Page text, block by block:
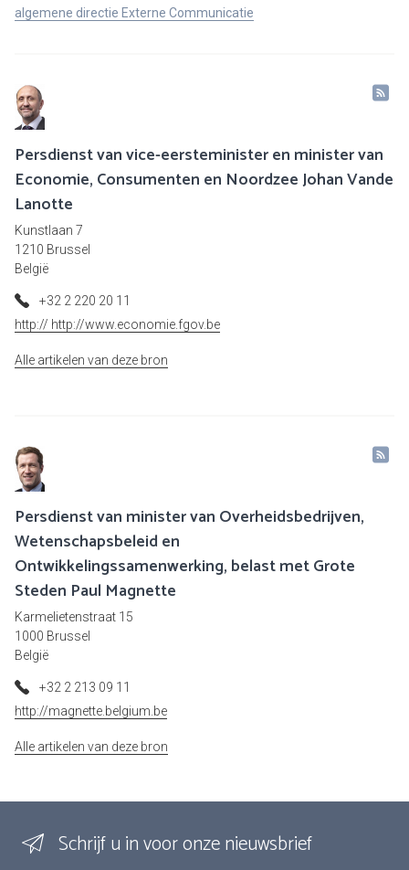
algemene directie Externe Communicatie
Persdienst van vice-eersteminister en minister van
Economie, Consumenten en Noordzee Johan Vande
Lanotte
Kunstlaan 7
1210 Brussel
België
+32 2 220 20 11
http:// http://www.economie.fgov.be
Alle artikelen van deze bron
Persdienst van minister van Overheidsbedrijven,
Wetenschapsbeleid en
Ontwikkelingssamenwerking, belast met Grote
Steden Paul Magnette
Karmelietenstraat 15
1000 Brussel
België
+32 2 213 09 11
http://magnette.belgium.be
Alle artikelen van deze bron
Schrijf u in voor onze nieuwsbrief